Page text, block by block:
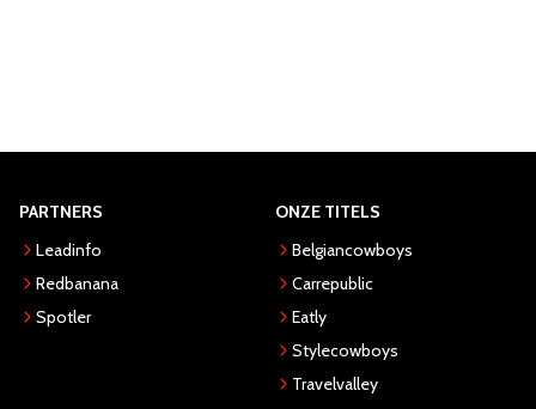
PARTNERS
Leadinfo
Redbanana
Spotler
ONZE TITELS
Belgiancowboys
Carrepublic
Eatly
Stylecowboys
Travelvalley